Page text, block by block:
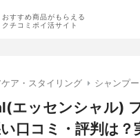
おすすめ商品がもらえる
クチコミポイ活サイト
ア・スタイリング シャンプー
エッセンシャル)
口コミ・評判は